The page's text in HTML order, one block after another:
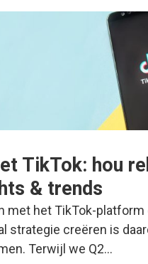
TikTok: hou
& trends
met het TikTok-platform
strategie creëren is
Terwijl we Q2…